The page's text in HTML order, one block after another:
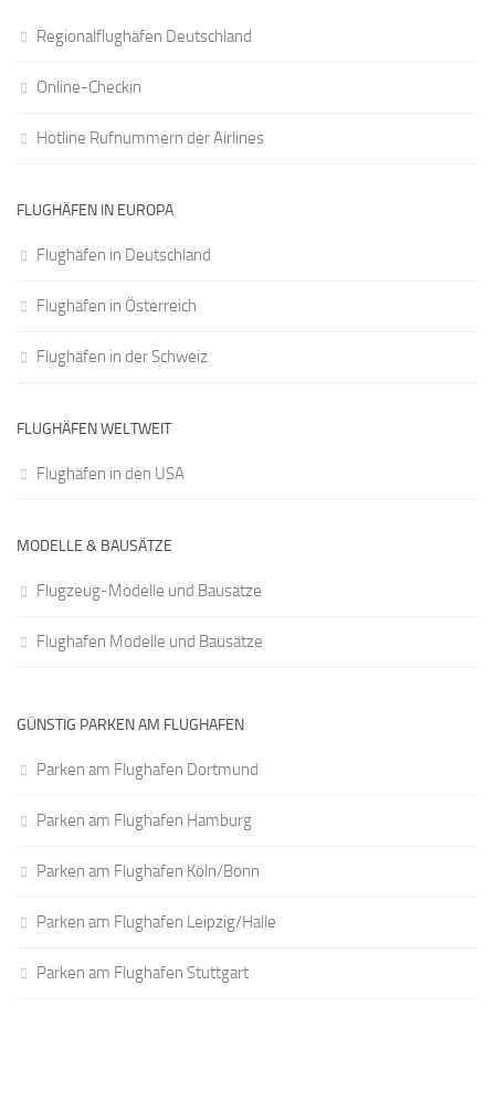
Regionalflughäfen Deutschland
Online-Checkin
Hotline Rufnummern der Airlines
FLUGHÄFEN IN EUROPA
Flughäfen in Deutschland
Flughäfen in Österreich
Flughäfen in der Schweiz
FLUGHÄFEN WELTWEIT
Flughäfen in den USA
MODELLE & BAUSÄTZE
Flugzeug-Modelle und Bausätze
Flughafen Modelle und Bausätze
GÜNSTIG PARKEN AM FLUGHAFEN
Parken am Flughafen Dortmund
Parken am Flughafen Hamburg
Parken am Flughafen Köln/Bonn
Parken am Flughafen Leipzig/Halle
Parken am Flughafen Stuttgart